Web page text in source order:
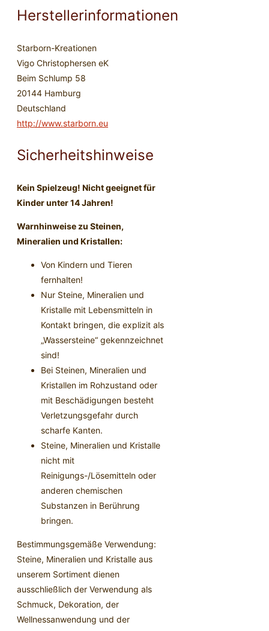
Herstellerinformationen
Starborn-Kreationen
Vigo Christophersen eK
Beim Schlump 58
20144 Hamburg
Deutschland
http://www.starborn.eu
Sicherheitshinweise
Kein Spielzeug! Nicht geeignet für
Kinder unter 14 Jahren!
Warnhinweise zu Steinen,
Mineralien und Kristallen:
Von Kindern und Tieren
fernhalten!
Nur Steine, Mineralien und
Kristalle mit Lebensmitteln in
Kontakt bringen, die explizit als
„Wassersteine“ gekennzeichnet
sind!
Bei Steinen, Mineralien und
Kristallen im Rohzustand oder
mit Beschädigungen besteht
Verletzungsgefahr durch
scharfe Kanten.
Steine, Mineralien und Kristalle
nicht mit
Reinigungs-/Lösemitteln oder
anderen chemischen
Substanzen in Berührung
bringen.
Bestimmungsgemäße Verwendung:
Steine, Mineralien und Kristalle aus
unserem Sortiment dienen
ausschließlich der Verwendung als
Schmuck, Dekoration, der
Wellnessanwendung und der